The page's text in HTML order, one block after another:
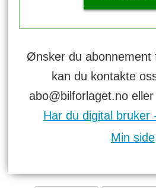
Ønsker du abonnement
kan du kontakte
abo@bilforlaget.no
Har du digital bruker
Min side